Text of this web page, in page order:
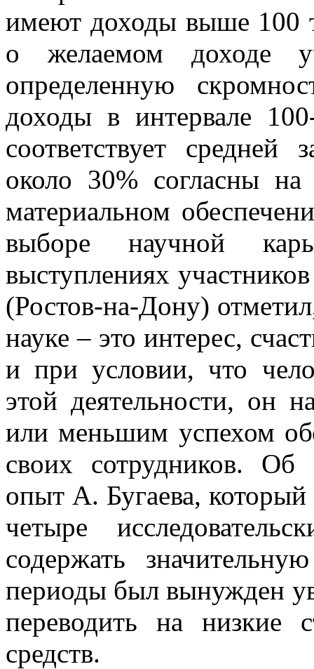
имеют доходы выше 100
о желаемом доходе
определенную
доходы в интервале
соответствует средней
около 30% согласны
материальном
выборе научной
выступлениях
(Ростов-на-Дону)
науке – это интерес,
и при условии, что
этой деятельности, он
или меньшим успехом
своих сотрудников. Об
опыт А. Бугаева,
четыре
содержать
периоды был вынужден
переводить на низкие
средств.